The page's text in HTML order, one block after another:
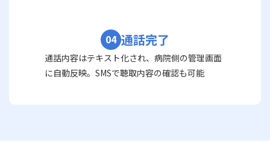
04 通話完了
通話内容はテキスト化され、病院側の管理画面
に自動反映。SMSで聴取内容の確認も可能